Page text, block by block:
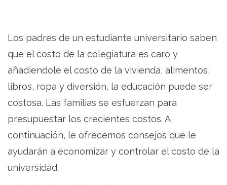
Los padres de un estudiante universitario saben
que el costo de la colegiatura es caro y
añadiendole el costo de la vivienda, alimentos,
libros, ropa y diversión, la educación puede ser
costosa. Las familias se esfuerzan para
presupuestar los crecientes costos. A
continuación, le ofrecemos consejos que le
ayudarán a economizar y controlar el costo de la
universidad.